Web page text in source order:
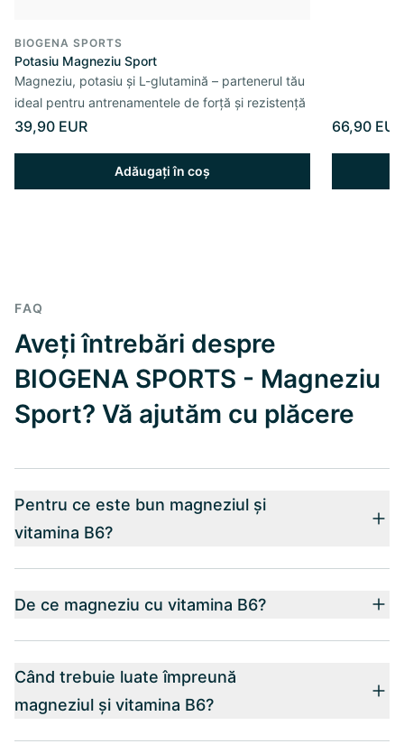
BIOGENA SPORTS
Potasiu Magneziu Sport
Magneziu, potasiu și L-glutamină – partenerul tău
ideal pentru antrenamentele de forță și rezistență
39,90 EUR
Adăugați în coș
66,90 EUR
FAQ
Aveți întrebări despre
BIOGENA SPORTS - Magneziu
Sport? Vă ajutăm cu plăcere
Pentru ce este bun magneziul și
vitamina B6?
De ce magneziu cu vitamina B6?
Când trebuie luate împreună
magneziul și vitamina B6?